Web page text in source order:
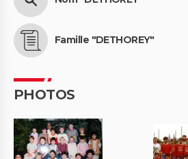
Famille "DETHOREY"
PHOTOS